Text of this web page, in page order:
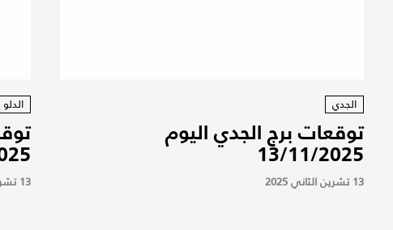
الجدي
توقعات برج الجدي اليوم
13/11/2025
13 تشرين الثاني 2025
الدلو
13 تشرين الثاني 2025